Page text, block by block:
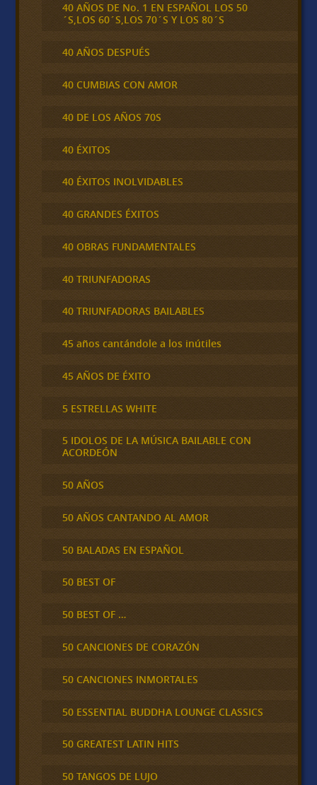
40 AÑOS DE No. 1 EN ESPAÑOL LOS 50
´S,LOS 60´S,LOS 70´S Y LOS 80´S
40 AÑOS DESPUÉS
40 CUMBIAS CON AMOR
40 DE LOS AÑOS 70S
40 ÉXITOS
40 ÉXITOS INOLVIDABLES
40 GRANDES ÉXITOS
40 OBRAS FUNDAMENTALES
40 TRIUNFADORAS
40 TRIUNFADORAS BAILABLES
45 años cantándole a los inútiles
45 AÑOS DE ÉXITO
5 ESTRELLAS WHITE
5 IDOLOS DE LA MÚSICA BAILABLE CON
ACORDEÓN
50 AÑOS
50 AÑOS CANTANDO AL AMOR
50 BALADAS EN ESPAÑOL
50 BEST OF
50 BEST OF …
50 CANCIONES DE CORAZÓN
50 CANCIONES INMORTALES
50 ESSENTIAL BUDDHA LOUNGE CLASSICS
50 GREATEST LATIN HITS
50 TANGOS DE LUJO